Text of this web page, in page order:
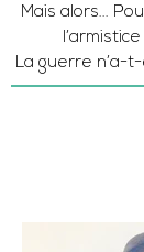
Mais alors...
La guerre n’a-